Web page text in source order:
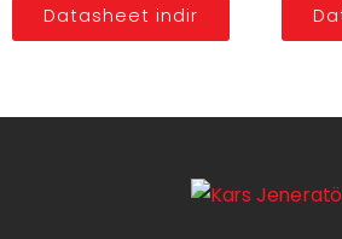
Datasheet indir